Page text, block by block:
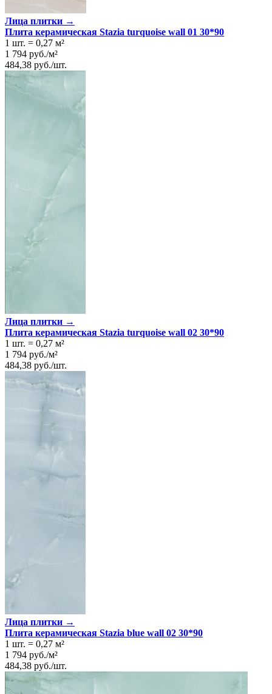
Лица плитки →
Плита керамическая Stazia turquoise wall 01 30*90
1 шт. = 0,27 м²
1 794 руб./м²
484,38 руб./шт.
Лица плитки →
Плита керамическая Stazia turquoise wall 02 30*90
1 шт. = 0,27 м²
1 794 руб./м²
484,38 руб./шт.
Лица плитки →
Плита керамическая Stazia blue wall 02 30*90
1 шт. = 0,27 м²
1 794 руб./м²
484,38 руб./шт.